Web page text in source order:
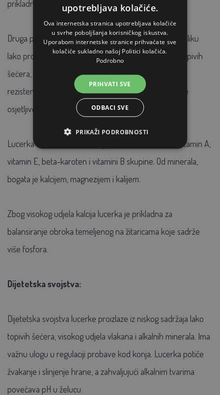
prikladno za većinu kategorija konja.
Druga prednost lucerke je dodatni izvor energije u obliku
lako probavljivih vlakana. Zbog niskog sadržaja lako topivih
šećera, pogodna je za konje koji pate od inzulinske
rezistencije, ekvinog metaboličkog sindroma i za konje
osjetljive na škrob.
Lucerka također sadrži mnogo vitamina kao što su vitamin A,
vitamin E, beta-karoten i vitamini B skupine. Od minerala,
bogata je kalcijem, magnezijem i kalijem.
Zbog visokog udjela kalcija lucerka je prikladna za
balansiranje obroka temeljenog na žitaricama koje sadrže
više fosfora.
Dijetetska svojstva:
Dijetetska svojstva lucerke proizlaze iz niskog sadržaja lako
topivih šećera, visokog udjela vlakana i alkalnih minerala. Ima
važnu ulogu u regulaciji probave kod konja. Lucerka potiče
žvakanje i slinjenje hrane, a zahvaljujući alkalnim tvarima
povećava pH u želucu.
upotrebljava kolačiće.
Ova internetska stranica upotrebljava kolačiće
u svrhe poboljšanja korisničkog iskustva.
Uporabom internetske stranice prihvaćate sve
kolačiće sukladno našoj Politici kolačića.
Podrobno
PRIHVATI SVE
ODBACI SVE
PRIKAŽI PODROBNOSTI